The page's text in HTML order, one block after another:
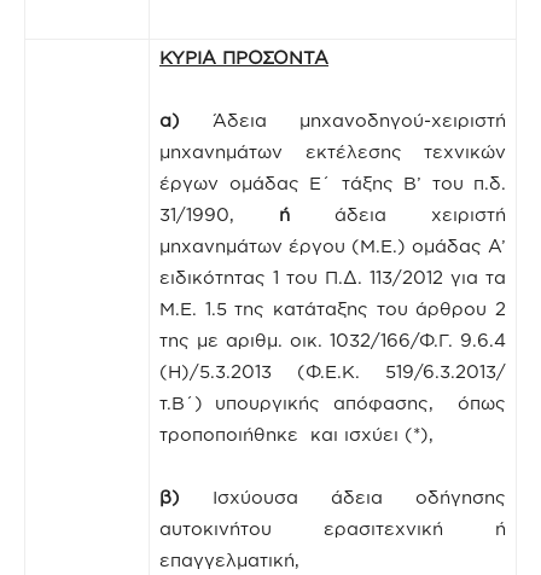
ΚΥΡΙΑ ΠΡΟΣΟΝΤΑ
α) Άδεια μηχανοδηγού-χειριστή
μηχανημάτων εκτέλεσης τεχνικών
έργων ομάδας Ε΄ τάξης Β’ του π.δ.
31/1990, ή άδεια χειριστή
μηχανημάτων έργου (Μ.Ε.) ομάδας Α’
ειδικότητας 1 του Π.Δ. 113/2012 για τα
Μ.Ε. 1.5 της κατάταξης του άρθρου 2
της με αριθμ. οικ. 1032/166/Φ.Γ. 9.6.4
(Η)/5.3.2013 (Φ.Ε.Κ. 519/6.3.2013/
τ.Β΄) υπουργικής απόφασης, όπως
τροποποιήθηκε και ισχύει (*),
β) Ισχύουσα άδεια οδήγησης
αυτοκινήτου ερασιτεχνική ή
επαγγελματική,